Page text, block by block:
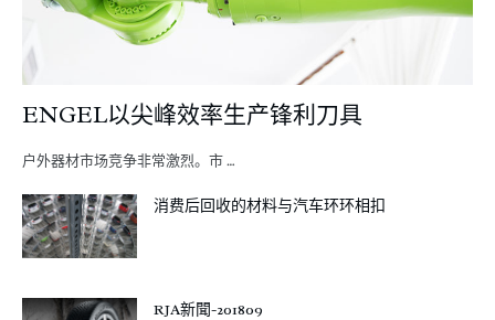
ENGEL以尖峰效率生产锋利刀具
户外器材市场竞争非常激烈。市 …
消费后回收的材料与汽车环环相扣
RJA新聞-201809